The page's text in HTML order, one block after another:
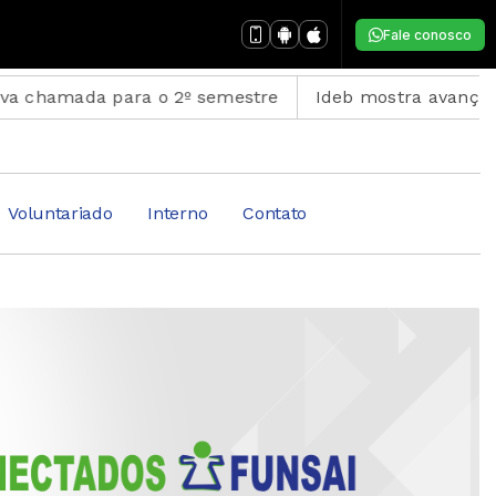
Fale conosco
o 2º semestre Ideb mostra avanço da educação
Voluntariado Interno Contato